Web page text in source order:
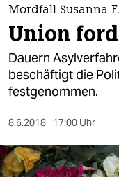
themen
politik
öko
gesellschaft
sport
Mordfall Susanna F.
Union
Dauern
beschäftigt die
festgenommen.
8.6.2018 17:00 Uhr